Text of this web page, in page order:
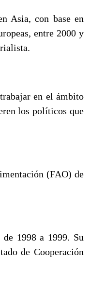
Asia, con base en
entre 2000 y
en el ámbito
los políticos que
(FAO) de
1998 a 1999. Su
de Cooperación